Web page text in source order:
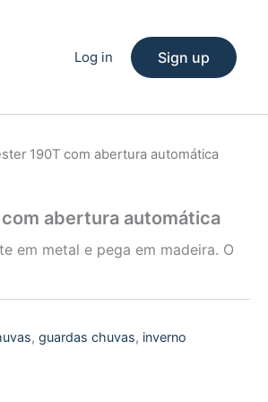
Log in Sign up
190T com abertura automática
abertura automática
em metal e pega em madeira. O
,guardas chuvas, inverno